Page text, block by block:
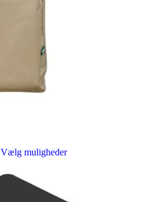
Vælg muligheder